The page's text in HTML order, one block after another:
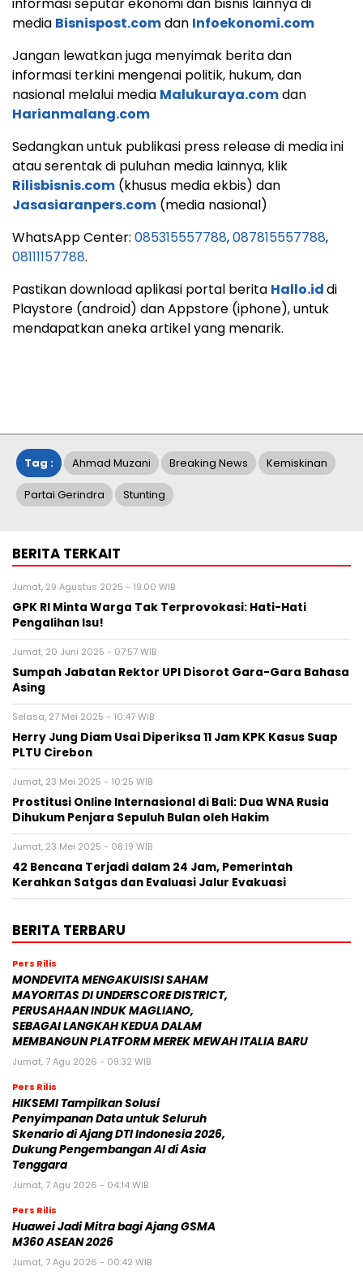
media Bisnispost.comdan Infoekonomi.com
Jangan lewatkan juga menyimak berita dan
informasi terkini mengenai politik, hukum, dan
nasional melalui media Malukuraya.comdan
Harianmalang.com
Sedangkan untuk publikasi press release di media ini
atau serentak di puluhan media lainnya, klik
Rilisbisnis.com (khusus media ekbis) dan
Jasasiaranpers.com (media nasional)
WhatsApp Center: 085315557788,087815557788,
08111157788.
Pastikan download aplikasi portal berita Hallo.iddi
Playstore (android) dan Appstore (iphone), untuk
mendapatkan aneka artikel yang menarik.
Tag : Ahmad Muzani Breaking News Kemiskinan
Partai Gerindra Stunting
BERITA TERKAIT
Jumat, 29 Agustus 2025 - 19:00 WIB
GPK RI Minta Warga Tak Terprovokasi: Hati-Hati
Pengalihan Isu!
Jumat, 20 Juni 2025 - 07:57 WIB
Sumpah Jabatan Rektor UPI Disorot Gara-Gara Bahasa
Asing
Selasa, 27 Mei 2025 - 10:47 WIB
Herry Jung Diam Usai Diperiksa 11 Jam KPK Kasus Suap
PLTU Cirebon
Jumat, 23 Mei 2025 - 10:25 WIB
Prostitusi Online Internasional di Bali: Dua WNA Rusia
Dihukum Penjara Sepuluh Bulan oleh Hakim
Jumat, 23 Mei 2025 - 08:19 WIB
42 Bencana Terjadi dalam 24 Jam, Pemerintah
Kerahkan Satgas dan Evaluasi Jalur Evakuasi
BERITA TERBARU
Pers Rilis
MONDEVITA MENGAKUISISI SAHAM
MAYORITAS DI UNDERSCORE DISTRICT,
PERUSAHAAN INDUK MAGLIANO,
SEBAGAI LANGKAH KEDUA DALAM
MEMBANGUN PLATFORM MEREK MEWAH ITALIA BARU
Jumat, 7 Agu 2026 - 09:32 WIB
Pers Rilis
HIKSEMI Tampilkan Solusi
Penyimpanan Data untuk Seluruh
Skenario di Ajang DTI Indonesia 2026,
Dukung Pengembangan AI di Asia
Tenggara
Jumat, 7 Agu 2026 - 04:14 WIB
Pers Rilis
Huawei Jadi Mitra bagi Ajang GSMA
M360 ASEAN 2026
Jumat, 7 Agu 2026 - 00:42 WIB